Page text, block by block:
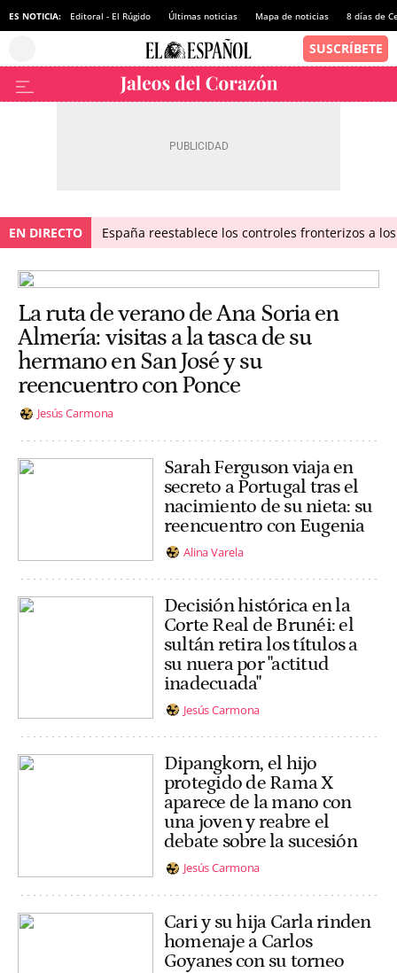
ES NOTICIA: Editoral - El Rúgido Últimas noticias Mapa de noticias 8 días de
EN DIRECTO España reestablece los controles fronterizos a
La ruta de verano de Ana Soria en
Almería: visitas a la tasca de su
hermano en San José y su
reencuentro con Ponce
Jesús Carmona
Sarah Ferguson viaja en
secreto a Portugal tras el
nacimiento de su nieta: su
reencuentro con Eugenia
Alina Varela
Decisión histórica en la
Corte Real de Brunéi: el
sultán retira los títulos a
su nuera por "actitud
inadecuada"
Jesús Carmona
Dipangkorn, el hijo
protegido de Rama X
aparece de la mano con
una joven y reabre el
debate sobre la sucesión
Jesús Carmona
Cari y su hija Carla rinden
homenaje a Carlos
Goyanes con su torneo